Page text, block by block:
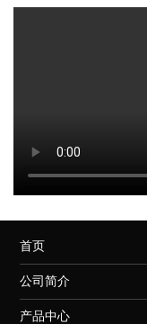
首页
公司简介
产品中心